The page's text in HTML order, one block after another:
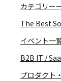
カテゴリー
The Best
イベント一
B2B IT /
プロダクト